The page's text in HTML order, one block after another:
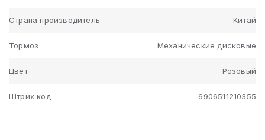
Страна производитель Китай
Тормоз Механические дисковые
Цвет Розовый
Штрих код 6906511210355